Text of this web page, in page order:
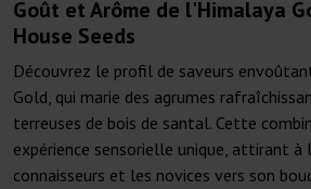
Goût et Arôme de l'Himalaya
House Seeds
Découvrez le profil de saveurs
Gold, qui marie des agrumes
terreuses de bois de santal. Cette
expérience sensorielle unique, attirant à
connaisseurs et les novices vers son